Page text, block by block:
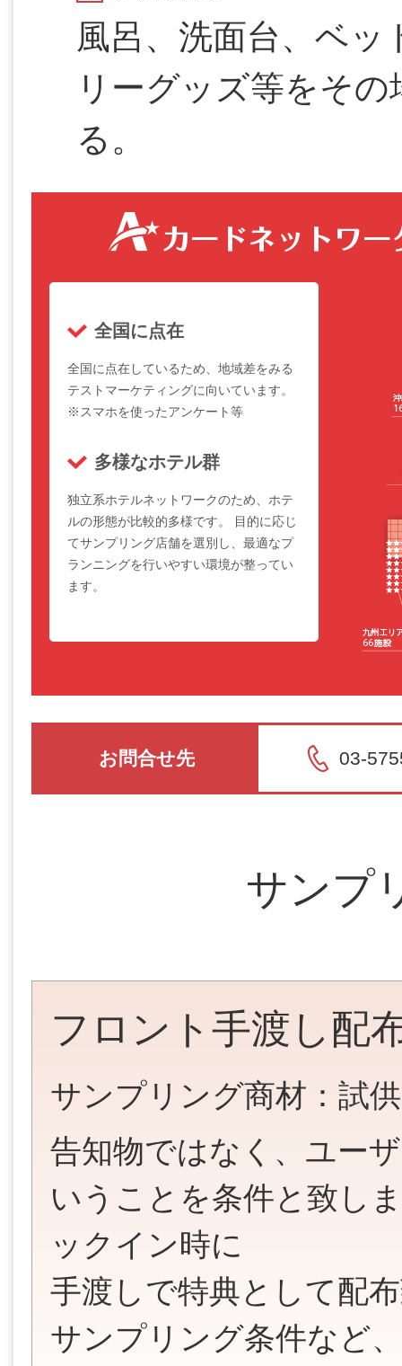
風呂、洗面台、ベ
リーグッズ等をそ
る。
全国に点在
全国に点在しているため、地域差をみる
テストマーケティングに向いています。
※スマホを使ったアンケート等
多様なホテル群
独立系ホテルネットワークのため、ホテ
ルの形態が比較的多様です。 目的に応じ
てサンプリング店舗を選別し、最適なプ
ランニングを行いやすい環境が整ってい
ます。
お問合せ先 03-
サンプ
フロント手渡し配
サンプリング商材：試
告知物ではなく、ユー
いうことを条件と致し
ックイン時に
手渡しで特典として配
サンプリング条件など